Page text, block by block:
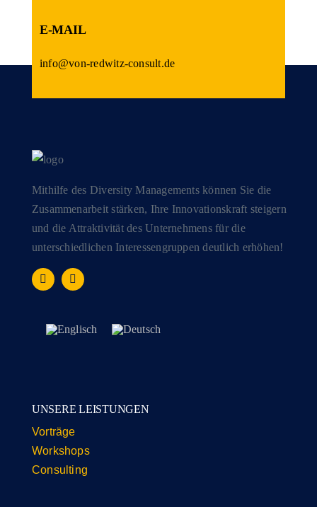
E-MAIL
info@von-redwitz-consult.de
Mithilfe des Diversity Managements können Sie die
Zusammenarbeit stärken, Ihre Innovationskraft steigern
und die Attraktivität des Unternehmens für die
unterschiedlichen Interessengruppen deutlich erhöhen!
UNSERE LEISTUNGEN
Vorträge
Workshops
Consulting